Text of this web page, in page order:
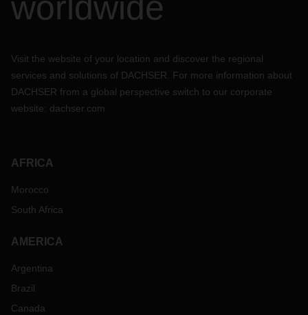
Visit the website of your location and discover the regional
services and solutions of DACHSER. For more information about
DACHSER from a global perspective switch to our corporate
website: dachser.com
AFRICA
Morocco
South Africa
AMERICA
Argentina
Brazil
Canada